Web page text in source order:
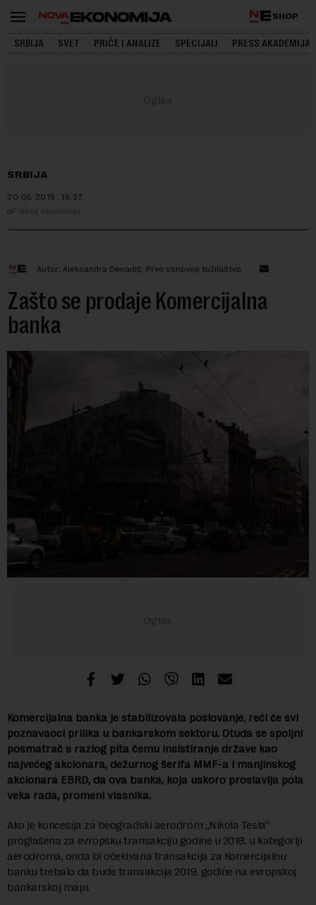
SHOP
SRBIJA SVET PRIČE I ANALIZE SPECIJALI PRESS AKADEMIJA
SRBIJA
20.05.2019. 16:27
Nova ekonomija
Autor: Aleksandra Đenadić, Prvo osnovno tužilaštvo
Zašto se prodaje Komercijalna
banka
Komercijalna banka je stabilizovala poslovanje, reći će svi
poznavaoci prilika u bankarskom sektoru. Otuda se spoljni
posmatrač s razlog pita čemu insistiranje države kao
najvećeg akcionara, dežurnog šerifa MMF-a i manjinskog
akcionara EBRD, da ova banka, koja uskoro proslavlja pola
veka rada, promeni vlasnika.
Ako je koncesija za beogradski aerodrom „Nikola Tesla“
proglašena za evropsku transakciju godine u 2018. u kategoriji
aerodroma, onda bi očekivana transakcija za Komercijalnu
banku trebalo da bude transakcija 2019. godine na evropskoj
bankarskoj mapi.